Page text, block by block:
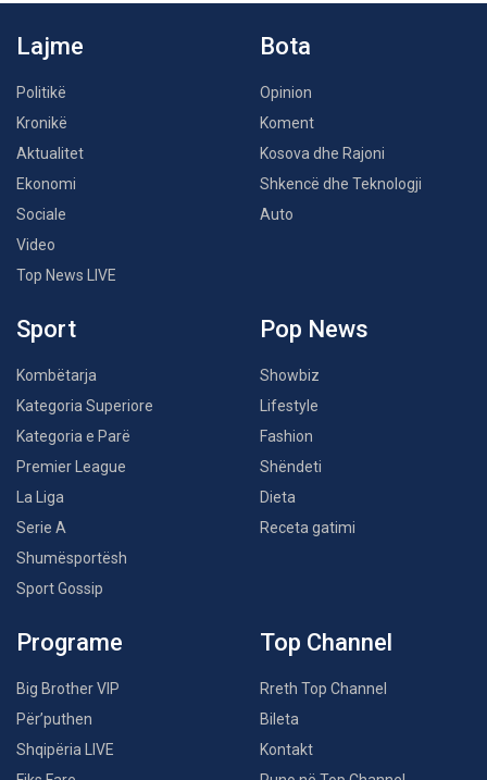
Lajme
Politikë
Kronikë
Aktualitet
Ekonomi
Sociale
Video
Top News LIVE
Bota
Opinion
Koment
Kosova dhe Rajoni
Shkencë dhe Teknologji
Auto
Sport
Kombëtarja
Kategoria Superiore
Kategoria e Parë
Premier League
La Liga
Serie A
Shumësportësh
Sport Gossip
Pop News
Showbiz
Lifestyle
Fashion
Shëndeti
Dieta
Receta gatimi
Programe
Big Brother VIP
Për’puthen
Shqipëria LIVE
Top Channel
Rreth Top Channel
Bileta
Kontakt